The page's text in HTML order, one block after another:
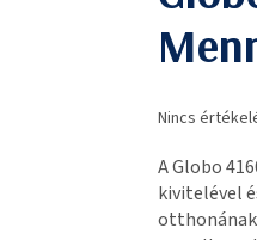
termék
értékelése
5-
ből
Nincs
A Globo
kivitelével